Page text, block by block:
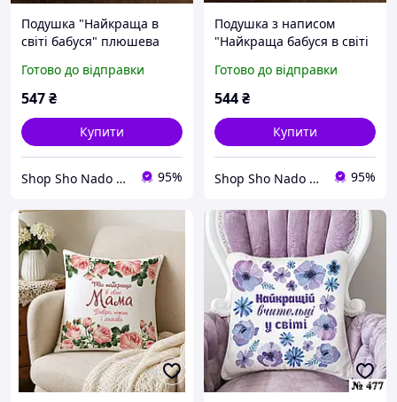
Подушка "Найкраща в
світі бабуся" плюшева
декоративна інтер'єрна
на подарунок
Готово до відправки
547₴
Купити
Shop Sho Nado - інтернет магазин подарунків і прикрас 95%
Подушка з написом
"Найкраща бабуся в світі
декоративна інтер'єрна
на подарунок
Готово до відправки
544₴
Купити
Shop Sho Nado - інтернет магазин подарунків і прикрас 95%